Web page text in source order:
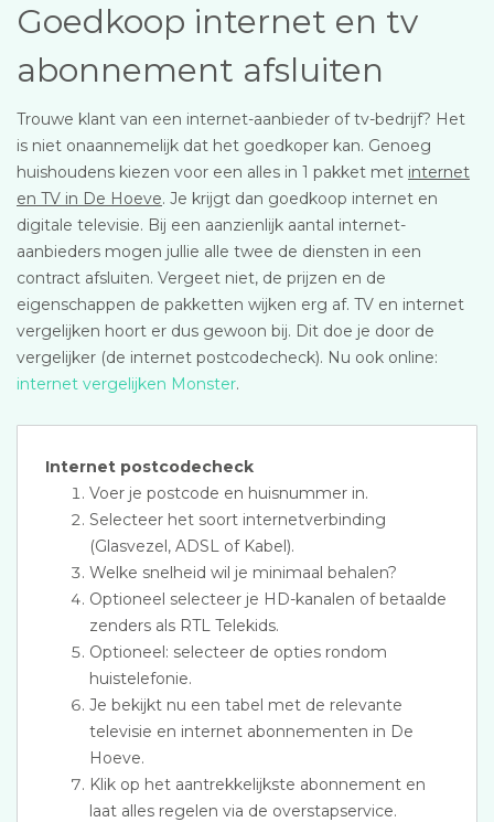
Goedkoop internet en tv
abonnement afsluiten
Trouwe klant van een internet-aanbieder of tv-bedrijf? Het
is niet onaannemelijk dat het goedkoper kan. Genoeg
huishoudens kiezen voor een alles in 1 pakket met internet
en TV in De Hoeve. Je krijgt dan goedkoop internet en
digitale televisie. Bij een aanzienlijk aantal internet-
aanbieders mogen jullie alle twee de diensten in een
contract afsluiten. Vergeet niet, de prijzen en de
eigenschappen de pakketten wijken erg af. TV en internet
vergelijken hoort er dus gewoon bij. Dit doe je door de
vergelijker (de internet postcodecheck). Nu ook online:
internet vergelijken Monster.
Internet postcodecheck
Voer je postcode en huisnummer in.
Selecteer het soort internetverbinding
(Glasvezel, ADSL of Kabel).
Welke snelheid wil je minimaal behalen?
Optioneel selecteer je HD-kanalen of betaalde
zenders als RTL Telekids.
Optioneel: selecteer de opties rondom
huistelefonie.
Je bekijkt nu een tabel met de relevante
televisie en internet abonnementen in De
Hoeve.
Klik op het aantrekkelijkste abonnement en
laat alles regelen via de overstapservice.